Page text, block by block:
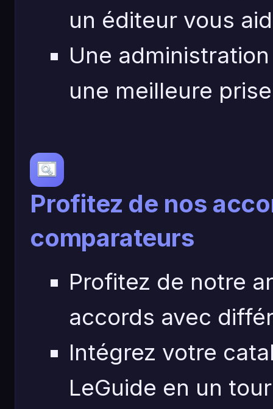
un éditeur vous
Une
une meilleure
Profitez de nos
comparateurs
Profitez de notre
accords avec
Intégrez votre
LeGuide en un